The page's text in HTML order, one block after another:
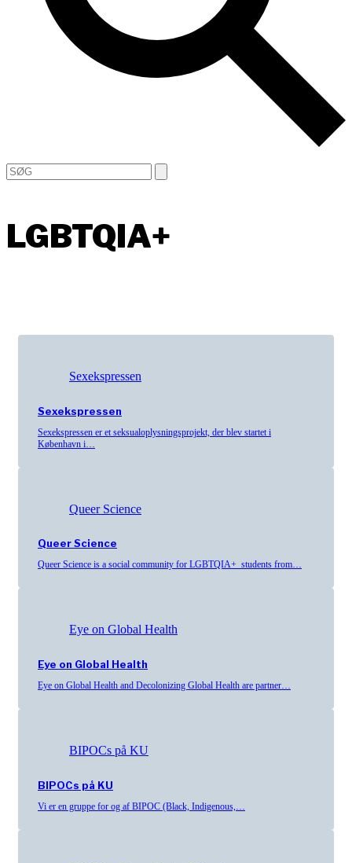
Open
mobile
Close
mobile
Search
LGBTQIA+
Sexekspressen
Sexekspressen
Sexekspressen er et seksualoplysningsprojekt, der blev startet i
København i…
Queer Science
Queer Science
Queer Science is a social community for LGBTQIA+ students from…
Eye on Global Health
Eye on Global Health
Eye on Global Health and Decolonizing Global Health are partner…
BIPOCs på KU
BIPOCs på KU
Vi er en gruppe for og af BIPOC (Black, Indigenous,…